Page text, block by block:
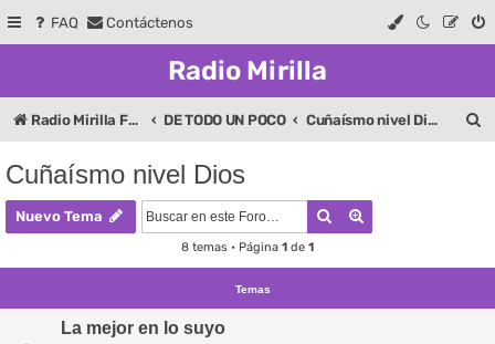
FAQ Contáctenos
Radio Mirilla
Radio Mirilla Foros DE TODO UN POCO Cuñaísmo nivel Dios
Cuñaísmo nivel Dios
Nuevo Tema Buscar
8 temas • Página 1 de 1
Temas
La mejor en lo suyo